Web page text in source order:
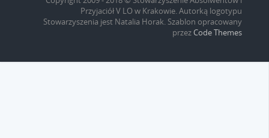
Przyjaciół V LO w Krakowie. Autorką logotypu
Stowarzyszenia jest Natalia Horak. Szablon opracowany
przezCode Themes